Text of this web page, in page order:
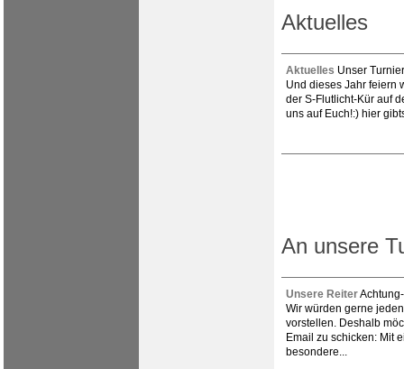
Aktuelles
Aktuelles Unser
Und dieses Jahr feiern
der S-Flutlicht-Kür auf
uns auf Euch!:) hier
An unsere
Unsere Reiter
Wir würden gerne
vorstellen. Deshalb
Email zu schicken: Mit
besondere...